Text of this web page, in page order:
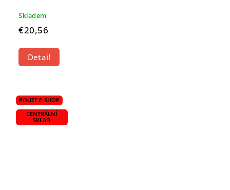
Skladem
€20,56
Detail
POUZE E-SHOP
CENTRÁLNÍ
SKLAD